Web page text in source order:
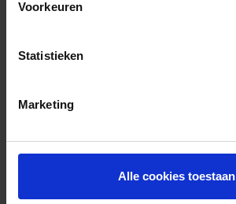
Voorkeuren
Statistieken
Marketing
Alle cookies toestaan